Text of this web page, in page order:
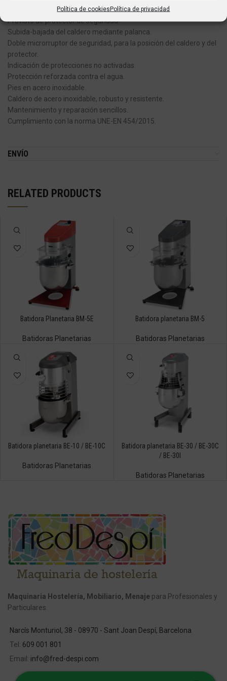
Política de cookiesPolítica de privacidad
Aviso acústico al final del ciclo. · Variación electrónica de velocidad.
Provisto de protector de seguridad.
Subida-bajada del caldero mediante palanca.
Doble microrruptor de seguridad, para la posición del caldero y del
protector.
Indicación de protecciones no activadas.
Protección reforzada contra el agua.
Pies en acero inoxidable.
Caldero de acero inoxidable, robusto y resistente.
Mantenimiento y reparación sencillos.
Cumplimiento con la norma UNE-EN 454/2015.
ENVÍO
RELATED PRODUCTS
Batidora Planetaria BM-5E
Batidoras Planetarias
Batidora planetaria BM-5
Batidoras Planetarias
Batidora planetaria BE-10 / BE-10C
Batidoras Planetarias
Batidora planetaria BE-30 / BE-30C
/ BE-30I
Batidoras Planetarias
Maquinaria Hostelería, Mobiliario, Menaje para Profesionales y
Particulares.
Narcís Monturiol, 38 - 08970 - Sant Joan Despí, Barcelona
Tel: 609 001 801
Email: info@fred-despi.com